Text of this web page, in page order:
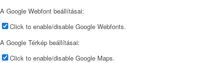
A Google Webfont beállításai:
Click to enable/disable Google Webfonts.
A Google Térkép beállításai:
Click to enable/disable Google Maps.